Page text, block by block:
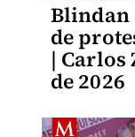
Blindan
de
| Carlos
de 2026